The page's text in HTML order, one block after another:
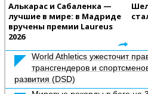
Алькарас и Сабаленка —
лучшие в мире: в Мадриде
вручены премии Laureus
2026
World Athletics ужесточит
трансгендеров и
развития (DSD)